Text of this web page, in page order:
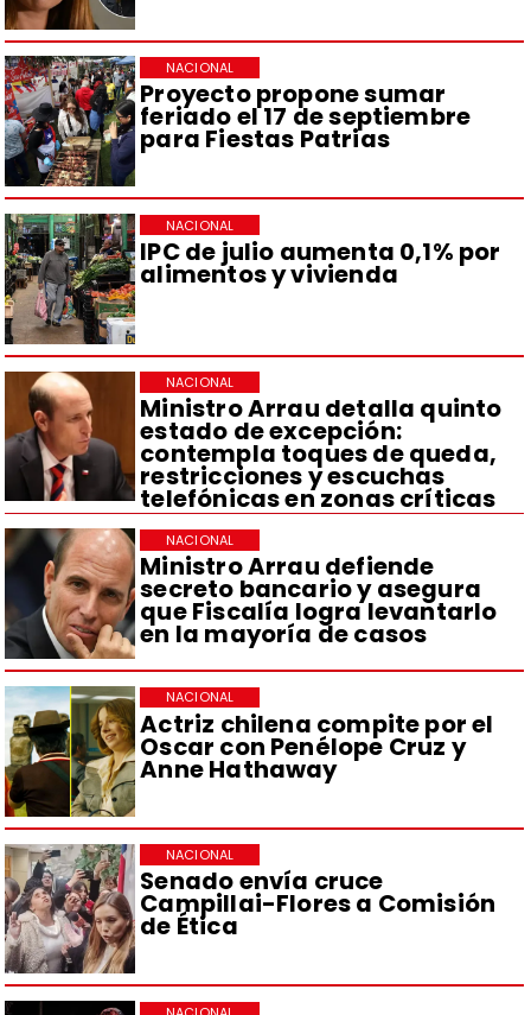
Proyecto propone sumar
feriado el 17 de septiembre
para Fiestas Patrias
NACIONAL
IPC de julio aumenta 0,1% por
alimentos y vivienda
NACIONAL
Ministro Arrau detalla quinto
estado de excepción:
contempla toques de queda,
restricciones y escuchas
telefónicas en zonas críticas
NACIONAL
Ministro Arrau defiende
secreto bancario y asegura
que Fiscalía logra levantarlo
en la mayoría de casos
NACIONAL
Actriz chilena compite por el
Oscar con Penélope Cruz y
Anne Hathaway
NACIONAL
Senado envía cruce
Campillai-Flores a Comisión
de Ética
NACIONAL